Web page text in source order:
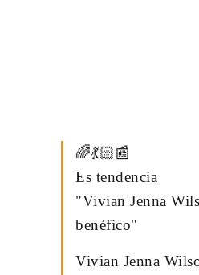
🌈💃🏻📰
Es tendencia
"Vivian Jenna
benéfico"
Vivian Jenna